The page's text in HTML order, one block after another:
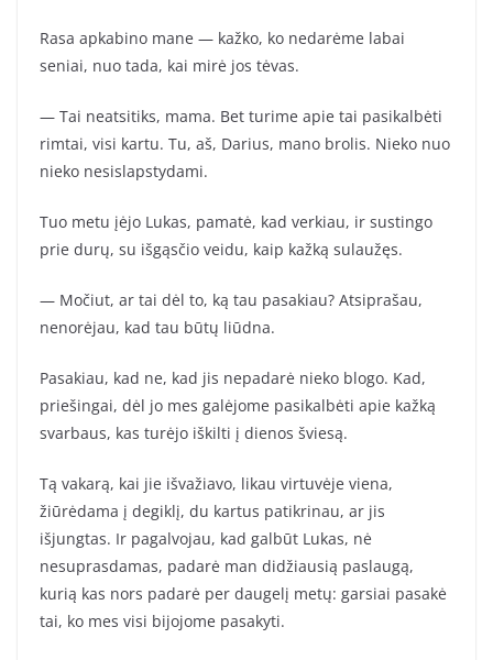
Rasa apkabino mane — kažko, ko nedarėme labai
seniai, nuo tada, kai mirė jos tėvas.
— Tai neatsitiks, mama. Bet turime apie tai pasikalbėti
rimtai, visi kartu. Tu, aš, Darius, mano brolis. Nieko nuo
nieko nesislapstydami.
Tuo metu įėjo Lukas, pamatė, kad verkiau, ir sustingo
prie durų, su išgąsčio veidu, kaip kažką sulaužęs.
— Močiut, ar tai dėl to, ką tau pasakiau? Atsiprašau,
nenorėjau, kad tau būtų liūdna.
Pasakiau, kad ne, kad jis nepadarė nieko blogo. Kad,
priešingai, dėl jo mes galėjome pasikalbėti apie kažką
svarbaus, kas turėjo iškilti į dienos šviesą.
Tą vakarą, kai jie išvažiavo, likau virtuvėje viena,
žiūrėdama į degiklį, du kartus patikrinau, ar jis
išjungtas. Ir pagalvojau, kad galbūt Lukas, nė
nesuprasdamas, padarė man didžiausią paslaugą,
kurią kas nors padarė per daugelį metų: garsiai pasakė
tai, ko mes visi bijojome pasakyti.